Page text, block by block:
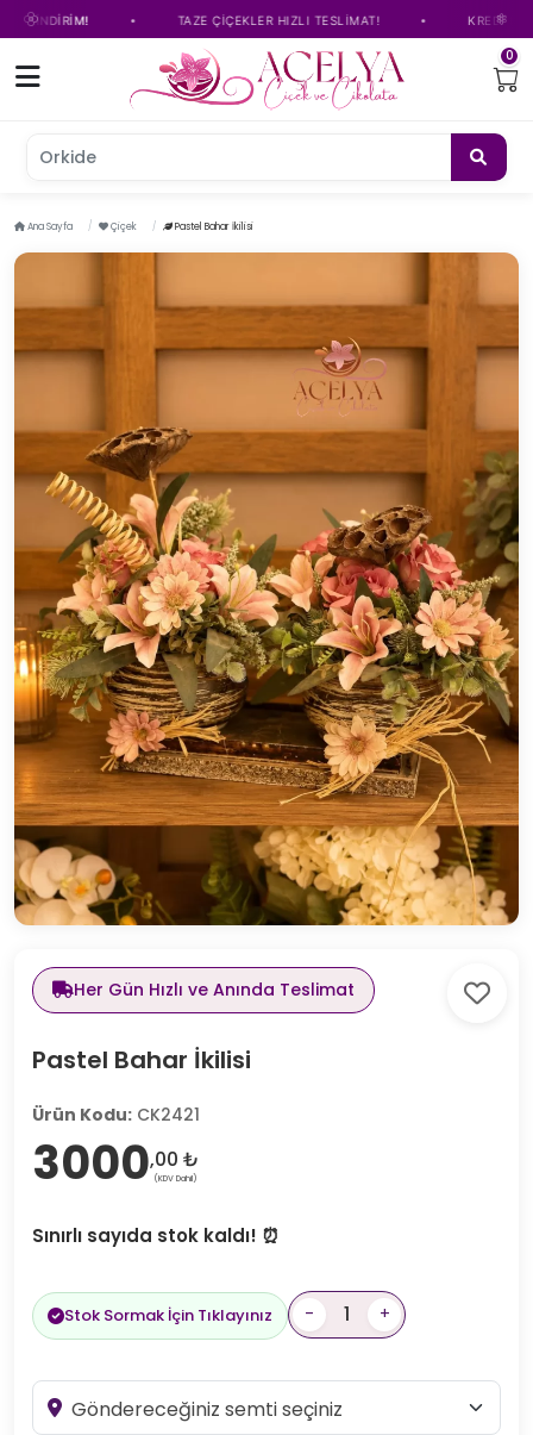
TAZE ÇİÇEKLER HIZLI TESLİMAT! • KREDİ
0
Orkide çiçe
Ana Sayfa Çiçek Pastel Bahar İkilisi
Her Gün Hızlı ve Anında Teslimat
Pastel Bahar İkilisi
Ürün Kodu: CK2421
3000,00 ₺
(KDV Dahil)
Sınırlı sayıda stok kaldı! ⏰
Stok Sormak İçin Tıklayınız - +